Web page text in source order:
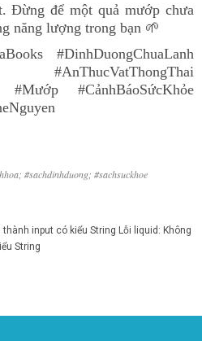
Đừng để một quả mướp chưa
năng lượng trong bạn 🌱
#DinhDuongChuaLanh
#AnThucVatThongThai
#Mướp #CảnhBáoSứcKhỏe
#sachdinhduong; #sachsuckhoe
thành input có kiểu String Lỗi liquid: Không
String